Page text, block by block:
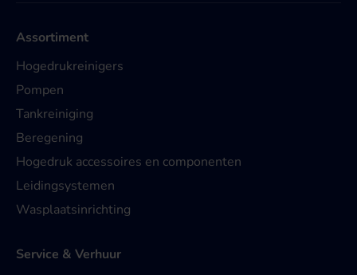
Assortiment
Hogedrukreinigers
Pompen
Tankreiniging
Beregening
Hogedruk accessoires en componenten
Leidingsystemen
Wasplaatsinrichting
Service & Verhuur